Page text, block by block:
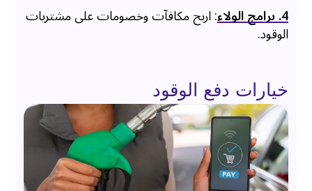
4. برامج الولاء
: اربح مكافآت وخصومات على مشتريات
الوقود.
خيارات دفع الوقود